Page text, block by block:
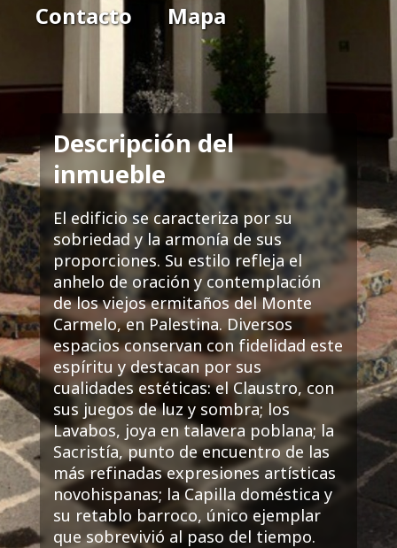
Contacto
Mapa
Descripción del
inmueble
El edificio se caracteriza por su
sobriedad y la armonía de sus
proporciones. Su estilo refleja el
anhelo de oración y contemplación
de los viejos ermitaños del Monte
Carmelo, en Palestina. Diversos
espacios conservan con fidelidad este
espíritu y destacan por sus
cualidades estéticas: el Claustro, con
sus juegos de luz y sombra; los
Lavabos, joya en talavera poblana; la
Sacristía, punto de encuentro de las
más refinadas expresiones artísticas
novohispanas; la Capilla doméstica y
su retablo barroco, único ejemplar
que sobrevivió al paso del tiempo.